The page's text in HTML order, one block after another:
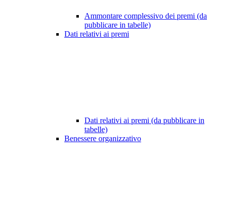
Ammontare complessivo dei premi (da
pubblicare in tabelle)
Dati relativi ai premi
Dati relativi ai premi (da pubblicare in
tabelle)
Benessere organizzativo